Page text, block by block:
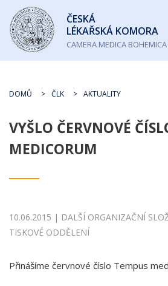
Česká
lékařská
komora
ČESKÁ
LÉKAŘSKÁ KOMORA
CAMERA MEDICA BOHEMICA
DOMŮ ČLK AKTUALITY
VYŠLO ČERVNOVÉ
MEDICORUM
10.06.2015 | DALŠÍ ORGANIZAČNÍ
TISKOVÉ ODDĚLENÍ
Přinášíme červnové číslo Tempus